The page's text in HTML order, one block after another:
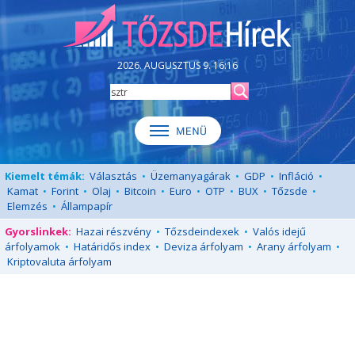
2026. AUGUSZTUS 9. 16:16
Kiemelt témák: Választás • Üzemanyagárak • GDP • Infláció •
Kamat • Forint • Olaj • Bitcoin • Euro • OTP • BUX • Tőzsde •
Elemzés • Állampapír
Gyorslinkek: Hazai részvény • Tőzsdeindexek • Valós idejű
árfolyamok • Határidős index • Deviza árfolyam • Arany árfolyam •
Kriptovaluta árfolyam